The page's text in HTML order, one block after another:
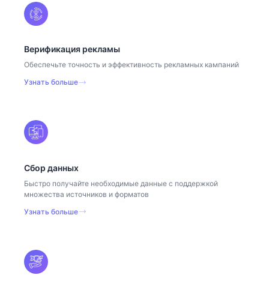
Верификация рекламы
Обеспечьте точность и эффективность рекламных кампаний
Узнать больше
Сбор данных
Быстро получайте необходимые данные с поддержкой
множества источников и форматов
Узнать больше